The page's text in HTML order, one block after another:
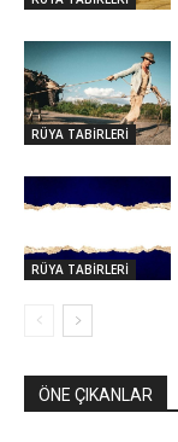
RÜYA TABİRLERİ
RÜYA TABİRLERİ
ÖNE ÇIKANLAR